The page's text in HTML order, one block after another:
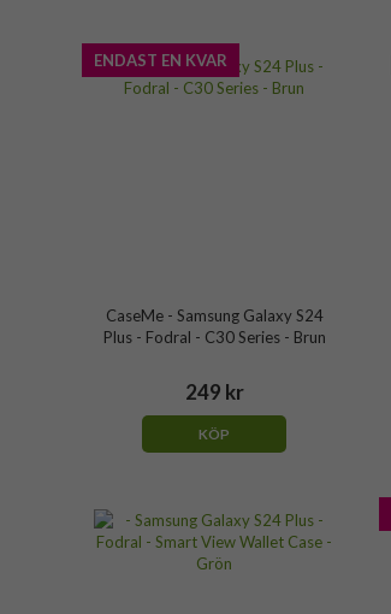
ENDAST EN KVAR
CaseMe - Samsung Galaxy S24
Plus - Fodral - C30 Series - Brun
249 kr
KÖP